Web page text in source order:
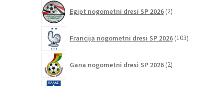
Egipt nogometni dresi SP 2026 2izdelka
Francija nogometni dresi SP 2026 103izdelki
Gana nogometni dresi SP 2026 2izdelka